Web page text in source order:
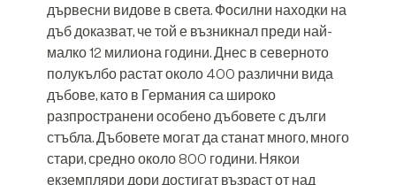
дървесни видове в света. Фосилни находки на
дъб доказват, че той е възникнал преди най-
малко 12 милиона години. Днес в северното
полукълбо растат около 400 различни вида
дъбове, като в Германия са широко
разпространени особено дъбовете с дълги
стъбла. Дъбовете могат да станат много, много
стари, средно около 800 години. Някои
екземпляри дори достигат възраст от над